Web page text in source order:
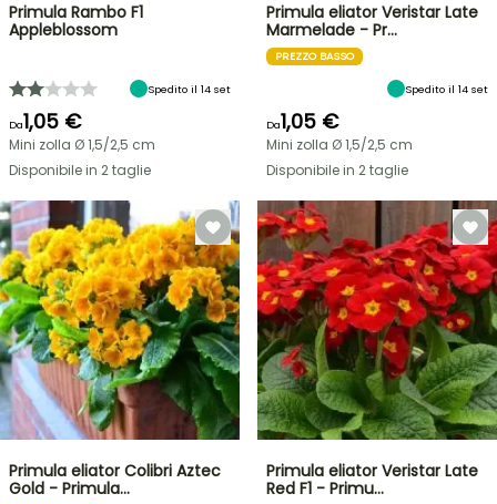
Primula Rambo F1
Appleblossom
Spedito il 14 set
Da1,05 €
Mini zolla Ø 1,5/2,5 cm
Disponibile in 2 taglie
Primula eliator Veristar Late
Marmelade - Pr…
PREZZO BASSO
Spedito il 14 set
Da1,05 €
Mini zolla Ø 1,5/2,5 cm
Disponibile in 2 taglie
Primula eliator Colibri Aztec
Gold - Primula…
Primula eliator Veristar Late
Red F1 - Primu…